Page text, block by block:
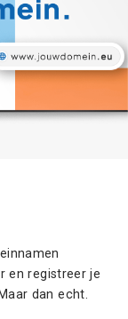
en registreer je
dan echt.